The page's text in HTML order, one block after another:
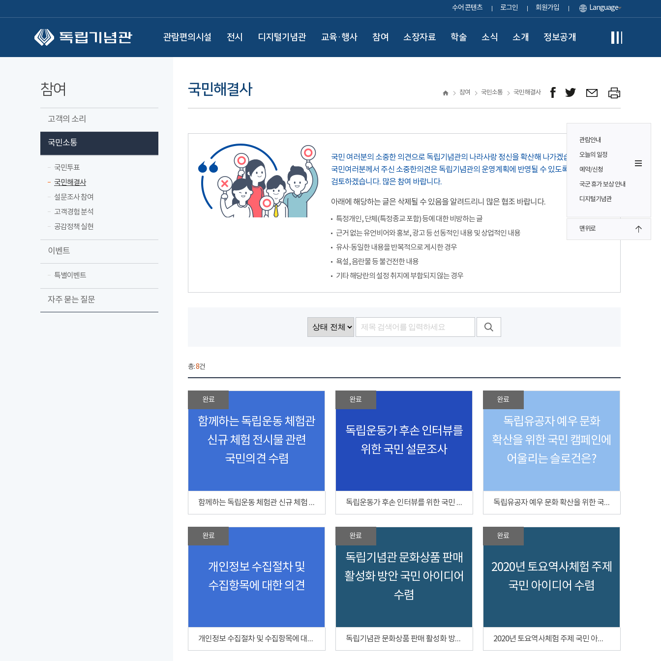
수어 콘텐츠 로그인 회원가입 Language
관람편의시설 전시 디지털기념관 교육·행사 참여 소장자료 학술 소식 소개 정보공개
관람안내
오늘의 일정
예약/신청
국군 휴가 보상 안내
디지털기념관
맨위로
참여
고객의 소리
국민소통
국민투표
국민해결사
설문조사 참여
고객경험 분석
공감정책 실현
이벤트
특별이벤트
자주 묻는 질문
국민해결사 참여 국민소통 국민해결사
국민 여러분의 소중한 의견으로 독립기념관의 나라사랑 정신을 확산해 나가겠습니다.
국민여러분께서 주신 소중한의견은 독립기념관의 운영계획에 반영될 수 있도록 적극적으로
검토하겠습니다. 많은 참여 바랍니다.
아래에 해당하는 글은 삭제될 수 있음을 알려드리니 많은 협조 바랍니다.
특정개인, 단체(특정종교 포함) 등에 대한 비방하는 글
근거 없는 유언비어와 홍보, 광고 등 선동적인 내용 및 상업적인 내용
유사·동일한 내용을 반복적으로 게시한 경우
욕설, 음란물 등 불건전한 내용
기타 해당란의 설정 취지에 부합되지 않는 경우
총:8건
완료
함께하는 독립운동 체험관
신규 체험 전시물 관련
국민의견 수렴
함께하는 독립운동 체험관 신규 체험 전시물 관련 국민의견 수렴
완료
독립운동가 후손 인터뷰를
위한 국민 설문조사
독립운동가 후손 인터뷰를 위한 국민 설문조사
완료
독립유공자 예우 문화
확산을 위한 국민 캠페인에
어울리는 슬로건은?
독립유공자 예우 문화 확산을 위한 국민 캠페인에 어울리는 슬로건은?
완료
개인정보 수집절차 및
수집항목에 대한 의견
개인정보 수집절차 및 수집항목에 대한 의견
완료
독립기념관 문화상품 판매
활성화 방안 국민 아이디어
수렴
독립기념관 문화상품 판매 활성화 방안 국민 아이디어 수렴
완료
2020년 토요역사체험 주제
국민 아이디어 수렴
2020년 토요역사체험 주제 국민 아이디어 수렴